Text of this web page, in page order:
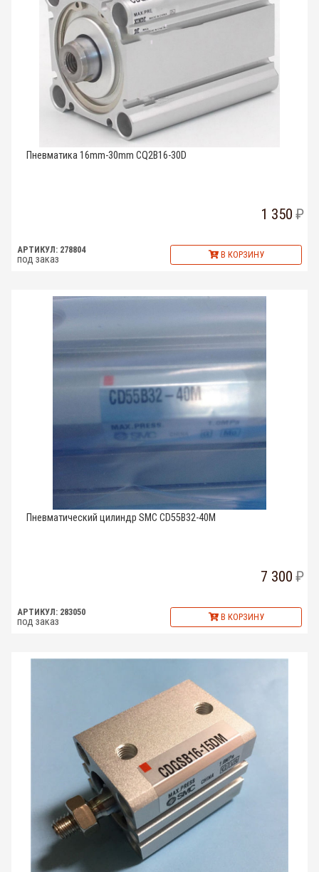
Пневматика 16mm-30mm CQ2B16-30D
1 350
АРТИКУЛ: 278804
под заказ В КОРЗИНУ
Пневматический цилиндр SMC CD55B32-40M
7 300
АРТИКУЛ: 283050
под заказ В КОРЗИНУ